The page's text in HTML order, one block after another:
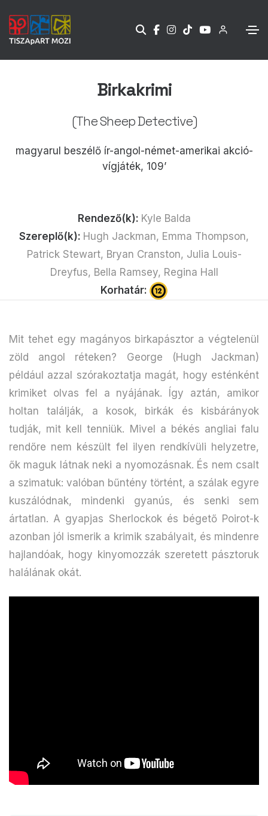
Birkakrimi
(The Sheep Detective)
magyarul beszélő ír-angol-német-amerikai akció-
vígjáték, 109’
Rendező(k): Kyle Balda
Szereplő(k): Hugh Jackman, Emma Thompson,
Patrick Stewart, Bryan Cranston, Julia Louis-
Dreyfus, Bella Ramsey, Regina Hall
Korhatár:
Mit tehet egy magányos birkapásztor a végtelenül
zöld angol réteken? George (Hugh Jackman)
például azzal szórakoztatja magát, hogy esténként
krimiket olvas fel a nyájának. Így aztán, amikor
holtan találják, a kosok, birkák és kisbárányok
tudják, mit kell tenniük. Mivel a békés angliai falu
rendőre nem készült fel ilyen rendkívüli helyzetre,
ők maguk látnak neki a nyomozásnak. És nem csalt
a szimatuk: valóban bűntény történt, a szálak egyre
kuszálódnak, mindenki gyanús, és senki sem
ártatlan. A gyapjas Sherlockok és bégető Poirot-k
azonban jól ismerik a krimik szabályait, és mindenre
hajlandóak, hogy kinyomozzák szeretett pásztoruk
halálának okát.